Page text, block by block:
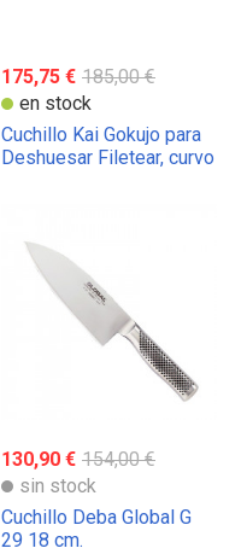
175,75 € 185,00 €
en stock
Cuchillo Kai Gokujo para
Deshuesar Filetear, curvo
130,90 € 154,00 €
sin stock
Cuchillo Deba Global G
29 18 cm.